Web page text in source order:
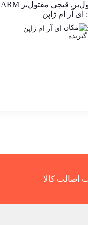
, قیچی مفتول‌بر ARM
ای آر ام ژاپن
ای آر ام ژاپن
اصالت کالا